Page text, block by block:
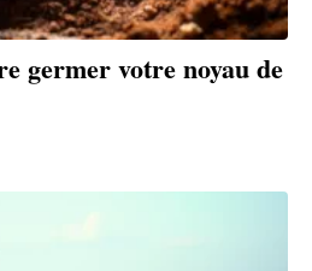
germer votre noyau de